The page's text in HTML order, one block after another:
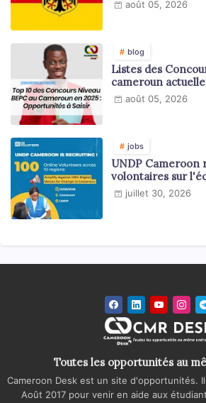
août 05, 2026
blog
Listes des
cameroun
août 05, 2026
jobs
UNDP Cameroon
volontaires sur
national
juillet 30, 2026
Toutes les opportunités au
Cameroon Desk est un site d'opportunités.
Août 2017 pour venir en aide aux